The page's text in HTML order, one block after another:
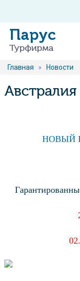
Парус
Турфирма
Главная » Новости
НОВЫЙ